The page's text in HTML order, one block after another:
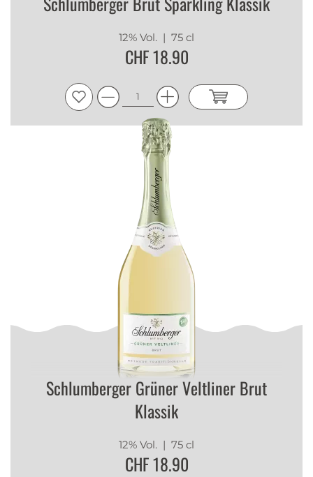
12% Vol. | 75 cl
CHF 18.90
Schlumberger Grüner Veltliner Brut
Klassik
12% Vol. | 75 cl
CHF 18.90